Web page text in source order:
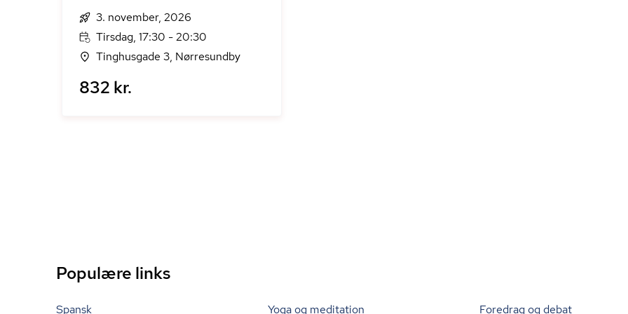
3. november, 2026
Tirsdag, 17:30 - 20:30
Tinghusgade 3, Nørresundby
832 kr.
Populære links
Spansk Yoga og meditation Foredrag og debat